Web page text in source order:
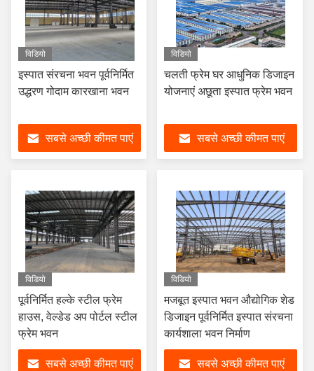
विडियो
इस्पात संरचना भवन पूर्वनिर्मित
उद्धरण गोदाम कारखाना भवन
सबसे अच्छी कीमत पाएं
विडियो
चलती फ्रेम घर आधुनिक डिजाइन
योजनाएं अछूता इस्पात फ्रेम भवन
सबसे अच्छी कीमत पाएं
विडियो
पूर्वनिर्मित हल्के स्टील फ्रेम
हाउस, वेल्डेड अप पोर्टल स्टील
फ्रेम भवन
सबसे अच्छी कीमत पाएं
विडियो
मजबूत इस्पात भवन औद्योगिक शेड
डिजाइन पूर्वनिर्मित इस्पात संरचना
कार्यशाला भवन निर्माण
सबसे अच्छी कीमत पाएं